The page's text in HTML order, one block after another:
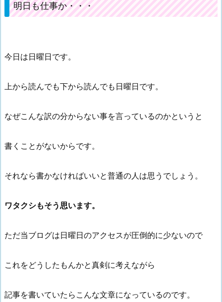
明日も仕事か・・・
今日は日曜日です。
上から読んでも下から読んでも日曜日です。
なぜこんな訳の分からない事を言っているのかというと
書くことがないからです。
それなら書かなければいいと普通の人は思うでしょう。
ワタクシもそう思います。
ただ当ブログは日曜日のアクセスが圧倒的に少ないので
これをどうしたもんかと真剣に考えながら
記事を書いていたらこんな文章になっているのです。